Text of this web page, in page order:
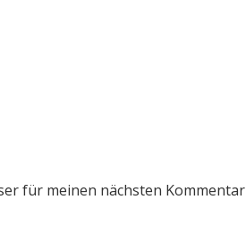
für meinen nächsten Kommentar